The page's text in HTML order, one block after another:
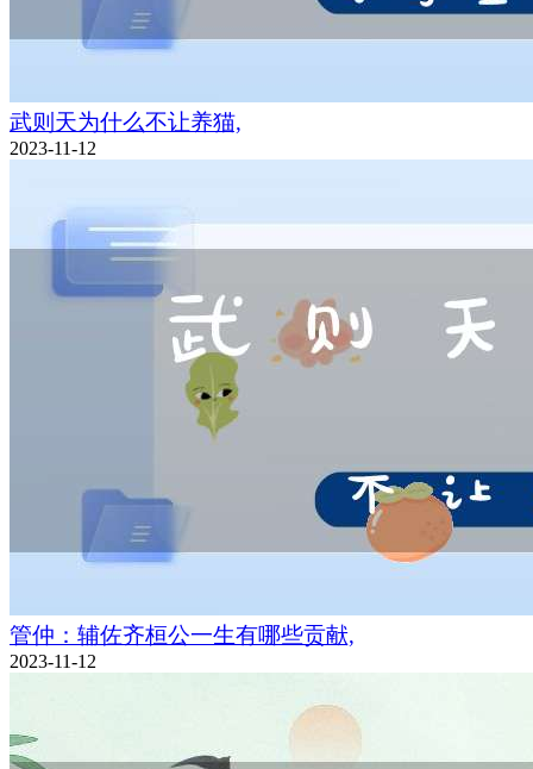
武则天为什么不让养猫,
2023-11-12
管仲：辅佐齐桓公一生有哪些贡献,
2023-11-12